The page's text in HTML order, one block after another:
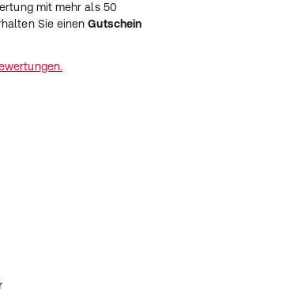
mit mehr als 50
Sie einenGutschein